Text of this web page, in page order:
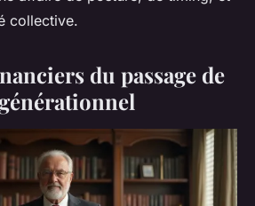
collective.
du passage de